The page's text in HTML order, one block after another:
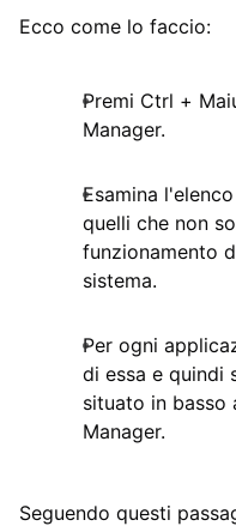
Ecco come lo faccio:
Premi Ctrl +
Manager.
Esamina
quelli che non
funzionamento
sistema.
Per ogni
di essa e quindi
situato in basso
Manager.
Seguendo questi